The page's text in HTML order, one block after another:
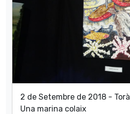
2 de Setembre de 2018 - Torà
Una marina colaix